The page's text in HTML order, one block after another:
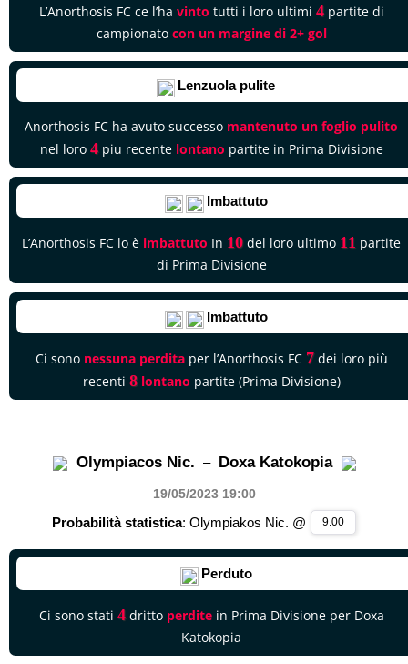
L’Anorthosis FC ce l’ha vinto tutti i loro ultimi 4partite di
campionato con un margine di 2+ gol
Lenzuola pulite
Anorthosis FC ha avuto successo mantenuto un foglio pulito
nel loro 4piu recente lontano partite in Prima Divisione
Imbattuto
L’Anorthosis FC lo è imbattuto In 10 del loro ultimo 11 partite
di Prima Divisione
Imbattuto
Ci sono nessuna perditaper l’Anorthosis FC 7dei loro più
recenti 8 lontano partite (Prima Divisione)
Olympiacos Nic. – Doxa Katokopia
19/05/2023 19:00
Probabilità statistica : Olympiakos Nic. @ 9.00
Perduto
Ci sono stati 4dritto perditein Prima Divisione per Doxa
Katokopia